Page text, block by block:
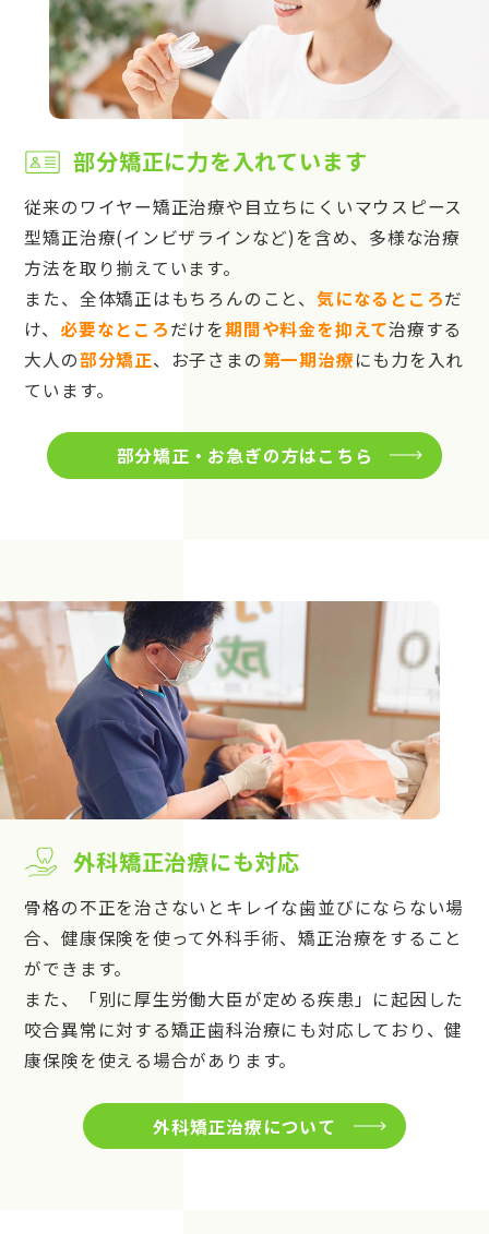
部分矯正に力を入れています
従来のワイヤー矯正治療や目立ちにくいマウスピース
型矯正治療(インビザラインなど)を含め、多様な治療
方法を取り揃えています。
また、全体矯正はもちろんのこと、 気になるところだ
け、 必要なところだけを期間や料金を抑えて治療する
大人の部分矯正、お子さまの第一期治療にも力を入れ
ています。
部分矯正・お急ぎの方はこちら
外科矯正治療にも対応
骨格の不正を治さないとキレイな歯並びにならない場
合、健康保険を使って外科手術、矯正治療をすること
ができます。
また、「別に厚生労働大臣が定める疾患」に起因した
咬合異常に対する矯正歯科治療にも対応しており、健
康保険を使える場合があります。
外科矯正治療について